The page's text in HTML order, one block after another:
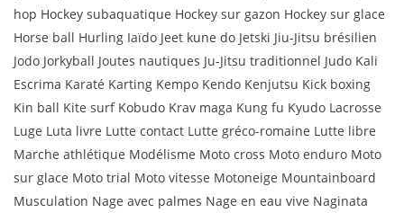
hop Hockey subaquatique Hockey sur gazon Hockey sur glace
Horse ball Hurling Iaïdo Jeet kune do Jetski Jiu-Jitsu brésilien
Jodo Jorkyball Joutes nautiques Ju-Jitsu traditionnel Judo Kali
Escrima Karaté Karting Kempo Kendo Kenjutsu Kick boxing
Kin ball Kite surf Kobudo Krav maga Kung fu Kyudo Lacrosse
Luge Luta livre Lutte contact Lutte gréco-romaine Lutte libre
Marche athlétique Modélisme Moto cross Moto enduro Moto
sur glace Moto trial Moto vitesse Motoneige Mountainboard
Musculation Nage avec palmes Nage en eau vive Naginata